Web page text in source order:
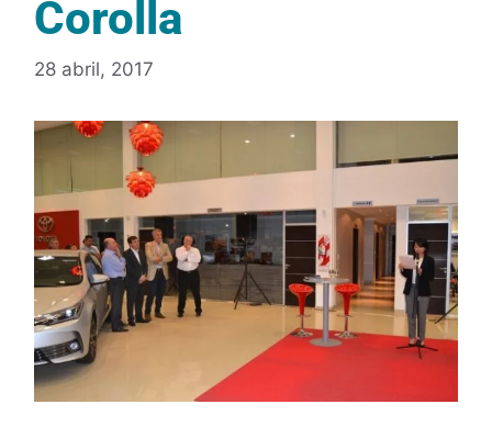
Corolla
28 abril, 2017